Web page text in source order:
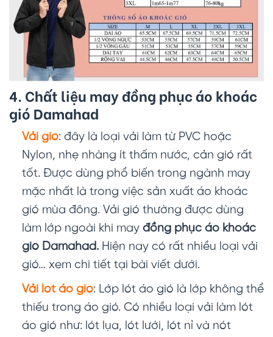
4. Chất liệu may đồng phục áo khoác
gió Damahad
Vải gió: đây là loại vải làm từ PVC hoặc
Nylon, nhẹ nhàng ít thấm nước, cản gió rất
tốt. Được dùng phổ biến trong ngành may
mặc nhất là trong việc sản xuất áo khoác
gió mùa đông. Vải gió thường được dùng
làm lớp ngoài khi may đồng phục áo khoác
gió Damahad. Hiện nay có rất nhiều loại vải
gió… xem chi tiết tại bài viết dưới.
Vải lót áo gió: Lớp lót áo gió là lớp không thể
thiếu trong áo gió. Có nhiều loại vải làm lót
áo gió như: lót lụa, lót lưới, lót nỉ và nót